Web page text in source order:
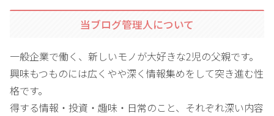
当ブログ管理人について
一般企業で働く、新しいモノが大好きな2児の父親です。
興味もつものには広くやや深く情報集めをして突き進む性
格です。
得する情報・投資・趣味・日常のこと、それぞれ深い内容